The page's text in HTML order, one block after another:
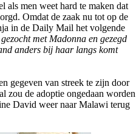
als men weet hard te maken dat
Omdat de zaak nu tot op de
in de Daily Mail het volgende
met Madonna en gezegd
anders bij haar langs komt
gegeven van streek te zijn door
zou de adoptie ongedaan worden
David weer naar Malawi terug